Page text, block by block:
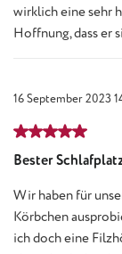
wirklich eine sehr
Hoffnung, dass er
16 September 2023
Review with rating
Bester
Wir haben für
Körbchen
ich doch eine